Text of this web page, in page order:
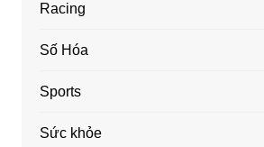
Racing
Số Hóa
Sports
Sức khỏe